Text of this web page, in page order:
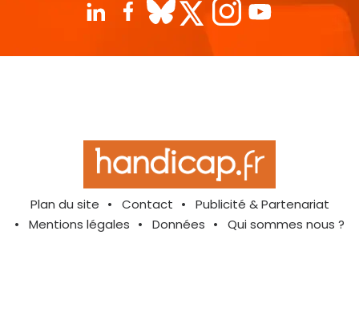
Plan du site Contact
Publicité & Partenariat
Mentions légales
Données Qui sommes nous ?